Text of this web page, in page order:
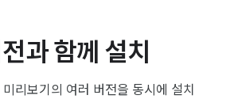
과 함께 설치
리보기의 여러 버전을 동시에 설치